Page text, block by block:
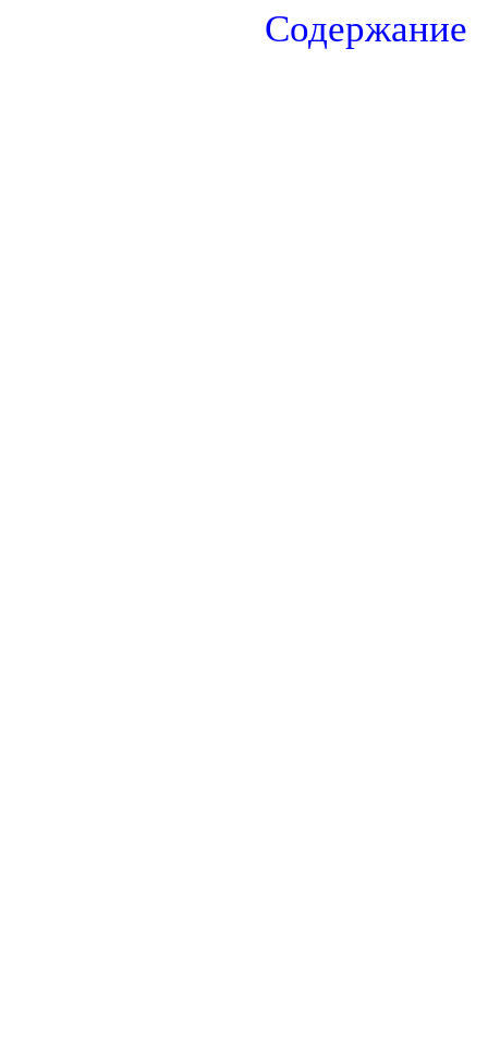
Содержание